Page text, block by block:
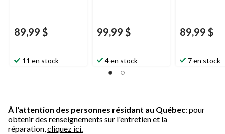
89,99 $
11 en stock
99,99 $
4 en stock
89,99 $
7 en stock
À l'attention des personnes résidant au Québec: pour
obtenir des renseignements sur l'entretien et la
réparation, cliquez ici.